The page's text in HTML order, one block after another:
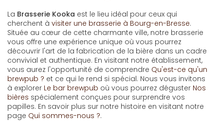
La Brasserie Kooka est le lieu idéal pour ceux qui
cherchent à visiter une brasserie à Bourg-en-Bresse.
Située au cœur de cette charmante ville, notre brasserie
vous offre une expérience unique où vous pourrez
découvrir l'art de la fabrication de la bière dans un cadre
convivial et authentique. En visitant notre établissement,
vous aurez l'opportunité de comprendre Qu'est-ce qu'un
brewpub ? et ce qui le rend si spécial. Nous vous invitons
à explorer Le bar brewpub où vous pourrez déguster Nos
bières spécialement conçues pour surprendre vos
papilles. En savoir plus sur notre histoire en visitant notre
page Qui sommes-nous ?.